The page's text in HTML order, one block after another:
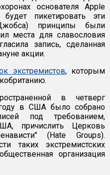
основателя Apple
пикетировать эти
принципы были
места для славословия
запись, сделанная
акции.
экстремистов, которым
в четверг
в США было собрано
под требованием,
причислить Церковь
(Hate Groups).
таких экстремистских
организация